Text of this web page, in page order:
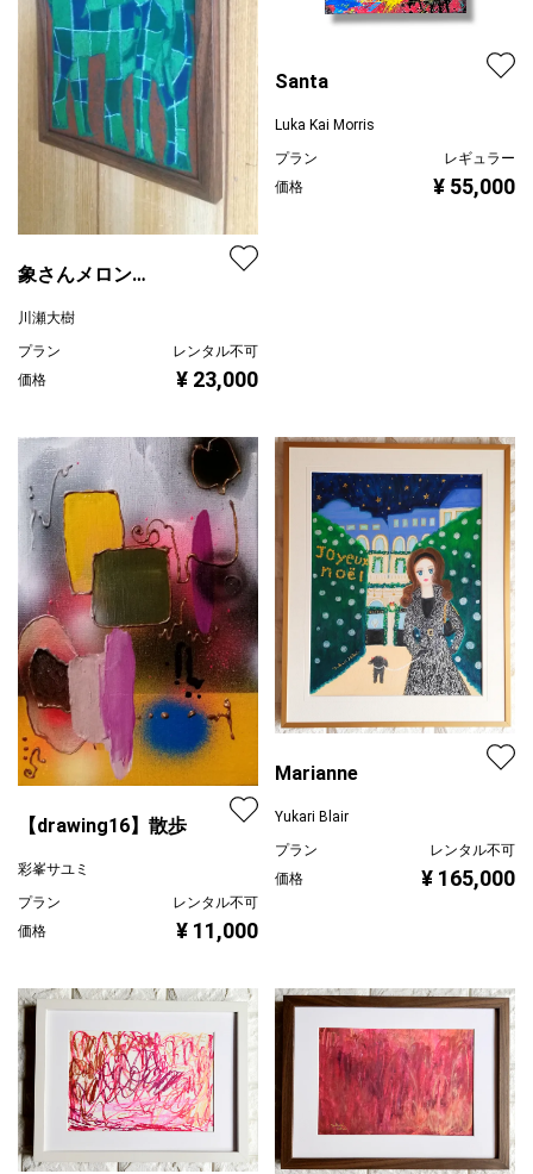
象さんメロン
川瀬大樹
プラン
レンタル不可
価格
¥ 23,000
Santa
Luka Kai Morris
プラン
レギュラー
価格
¥ 55,000
【drawing16】散歩
彩峯サユミ
プラン
レンタル不可
価格
¥ 11,000
Marianne
Yukari Blair
プラン
レンタル不可
価格
¥ 165,000